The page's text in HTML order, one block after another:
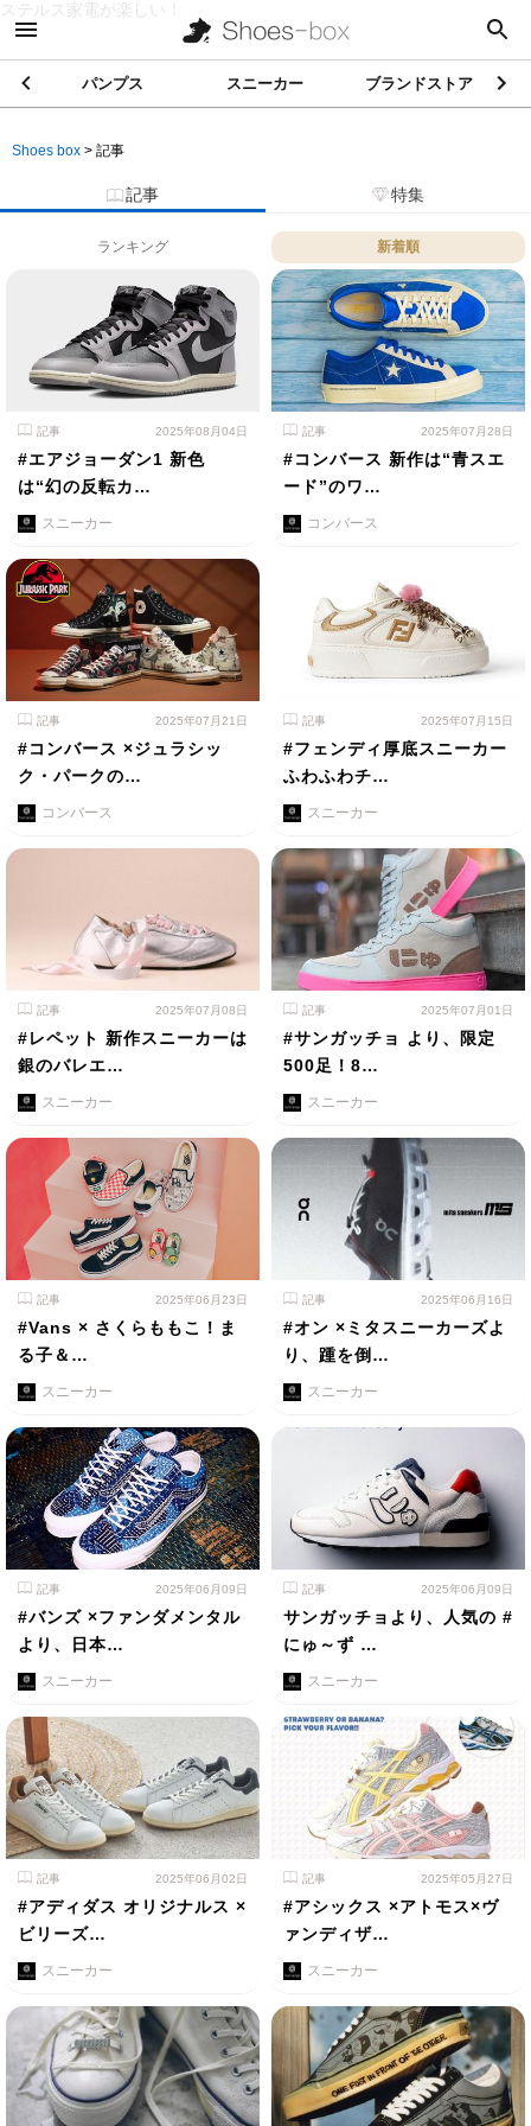
ステルス家電が楽しい！
パンプス スニーカー ブランドストア
Shoes box > 記事
記事 特集
ランキング 新着順
記事 2025年08月04日
#エアジョーダン1 新色
は“幻の反転カ…
スニーカー
記事 2025年07月28日
#コンバース 新作は“青スエ
ード”のワ…
コンバース
記事 2025年07月21日
#コンバース ×ジュラシッ
ク・パークの…
コンバース
記事 2025年07月15日
#フェンディ厚底スニーカー
ふわふわチ…
スニーカー
記事 2025年07月08日
#レペット 新作スニーカーは
銀のバレエ…
スニーカー
記事 2025年07月01日
#サンガッチョ より、限定
500足！8…
スニーカー
記事 2025年06月23日
#Vans × さくらももこ！ま
る子＆…
スニーカー
記事 2025年06月16日
#オン ×ミタスニーカーズよ
り、踵を倒…
スニーカー
記事 2025年06月09日
#バンズ ×ファンダメンタル
より、日本…
スニーカー
記事 2025年06月09日
サンガッチョより、人気の #
にゅ～ず …
スニーカー
記事 2025年06月02日
#アディダス オリジナルス ×
ビリーズ…
スニーカー
記事 2025年05月27日
#アシックス ×アトモス×ヴ
ァンディザ…
スニーカー